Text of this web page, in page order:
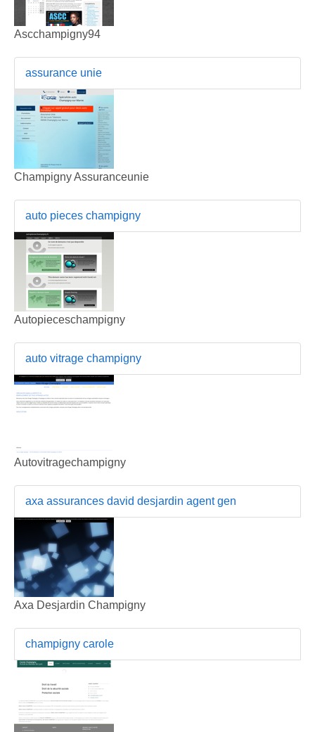
Ascchampigny94
assurance unie
Champigny Assuranceunie
auto pieces champigny
Autopieceschampigny
auto vitrage champigny
Autovitragechampigny
axa assurances david desjardin agent gen
Axa Desjardin Champigny
champigny carole